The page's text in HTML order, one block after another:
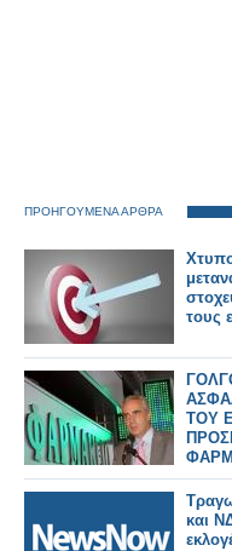
ΠΡΟΗΓΟΥΜΕΝΑ ΑΡΘΡΑ
τους
ΤΟΥ
και